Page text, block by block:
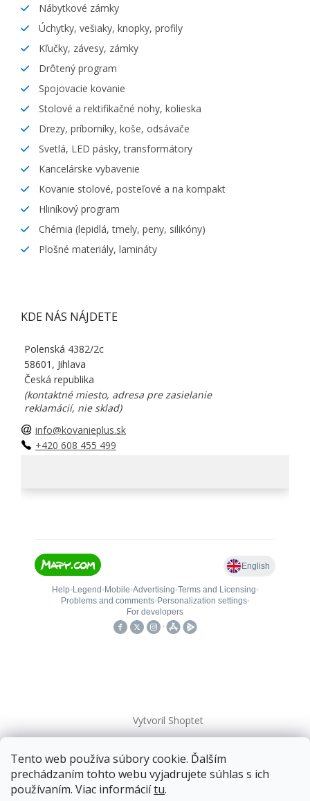
Tento web používa súbory cookie. Ďalším
prechádzaním tohto webu vyjadrujete súhlas s ich
používaním. Viac informáciítu.
Nábytkové zámky
Úchytky, vešiaky, knopky, profily
Kľučky, závesy, zámky
Drôtený program
Spojovacie kovanie
Stolové a rektifikačné nohy, kolieska
Drezy, príborníky, koše, odsávače
Svetlá, LED pásky, transformátory
Kancelárske vybavenie
Kovanie stolové, posteľové a na kompakt
Hliníkový program
Chémia (lepidlá, tmely, peny, silikóny)
Plošné materiály, lamináty
KDE NÁS NÁJDETE
Polenská 4382/2c
58601, Jihlava
Česká republika
(kontaktné miesto, adresa pre zasielanie
reklamácií, nie sklad)
info@kovanieplus.sk
+420 608 455 499
Vytvoril Shoptet
Copyright 2026kovanieplus. Všetky práva vyhradené.